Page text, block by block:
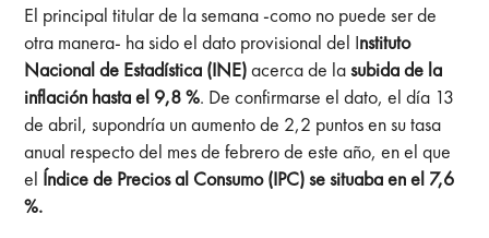
El principal titular de la semana -como no puede ser de
otra manera- ha sido el dato provisional del Instituto
Nacional de Estadística (INE)acerca de lasubida de la
inflación hasta el 9,8 %. De confirmarse el dato, el día 13
de abril, supondría un aumento de 2,2 puntos en su tasa
anual respecto del mes de febrero de este año, en el que
el Índice de Precios al Consumo (IPC) se situaba en el 7,6
%.